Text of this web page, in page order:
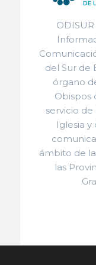
del Sur de
órgano
Obispos
servicio
Iglesia y
ámbito de
las